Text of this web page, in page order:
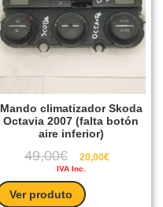
Mando climatizador Skoda
Octavia 2007 (falta botón
aire inferior)
49,00€ 20,00€
IVA Inc.
Ver produto